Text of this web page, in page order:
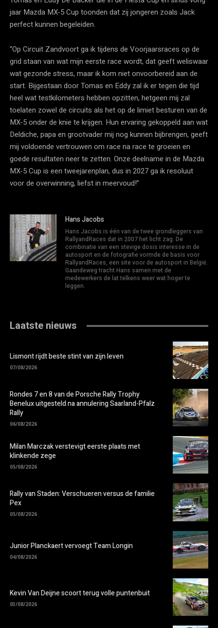
jaar Mazda MX-5 Cup toonden dat zij jongeren zoals Jack
perfect kunnen begeleiden.
“Op Circuit Zandvoort ga ik tijdens de Voorjaarsraces op de
grid staan van wat mijn eerste race wordt, dat geeft weliswaar
wat gezonde stress, maar ik kom niet onvoorbereid aan de
start. Bijgestaan door Tomas en Eddy zal ik er tegen die tijd
heel wat testkilometers hebben opzitten, hetgeen mij zal
toelaten zowel de circuits als het op de limiet besturen van de
MX-5 onder de knie te krijgen. Hun ervaring gekoppeld aan wat
Deldiche, papa en grootvader mij nog kunnen bijbrengen, geeft
mij voldoende vertrouwen om race na race te groeien en
goede resultaten neer te zetten. Onze deelname in de Mazda
MX-5 Cup is een tweejarenplan, dus in 2027 ga ik resoluut
voor de overwinning, liefst in meervoud!”
Hans Jacobs
Hans Jacobs is één van de twee grondleggers van
RallyandRaces dat in 2007 het licht zag. De
combinatie van een stevige dosis interesse in de
autosport en de fotografie vormde de basis voor
RallyandRaces, een site voor de autosport in België.
Gaandeweg tracht Hans samen met de
medewerkers de lat telkens weer wat hoger te
leggen.
Laatste nieuws
Lismont rijdt beste stint van zijn leven
07/08/2026
Rondes 7 en 8 van de Porsche Rally Trophy
Benelux uitgesteld na annulering Saarland-Pfalz
Rally
06/08/2026
Milan Marczak verstevigt eerste plaats met
klinkende zege
05/08/2026
Rally van Staden: Verschueren versus de familie
Pex
05/08/2026
Junior Planckaert vervoegt Team Longin
04/08/2026
Kevin Van Deijne scoort terug volle puntenbuit
03/08/2026